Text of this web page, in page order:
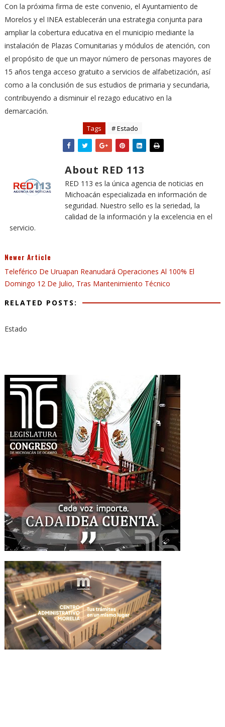
Con la próxima firma de este convenio, el Ayuntamiento de
Morelos y el INEA establecerán una estrategia conjunta para
ampliar la cobertura educativa en el municipio mediante la
instalación de Plazas Comunitarias y módulos de atención, con
el propósito de que un mayor número de personas mayores de
15 años tenga acceso gratuito a servicios de alfabetización, así
como a la conclusión de sus estudios de primaria y secundaria,
contribuyendo a disminuir el rezago educativo en la
demarcación.
Tags # Estado
About RED 113
RED 113 es la única agencia de noticias en
Michoacán especializada en información de
seguridad. Nuestro sello es la seriedad, la
calidad de la información y la excelencia en el
servicio.
Newer Article
Teleférico De Uruapan Reanudará Operaciones Al 100% El
Domingo 12 De Julio, Tras Mantenimiento Técnico
RELATED POSTS:
Estado